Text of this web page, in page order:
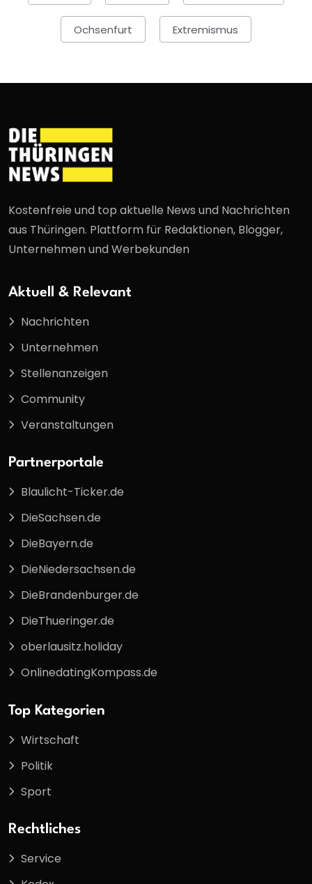
Ochsenfurt Extremismus
Kostenfreie und top aktuelle News und Nachrichten
aus Thüringen. Plattform für Redaktionen, Blogger,
Unternehmen und Werbekunden
Aktuell & Relevant
Nachrichten
Unternehmen
Stellenanzeigen
Community
Veranstaltungen
Partnerportale
Blaulicht-Ticker.de
DieSachsen.de
DieBayern.de
DieNiedersachsen.de
DieBrandenburger.de
DieThueringer.de
oberlausitz.holiday
OnlinedatingKompass.de
Top Kategorien
Wirtschaft
Politik
Sport
Rechtliches
Service